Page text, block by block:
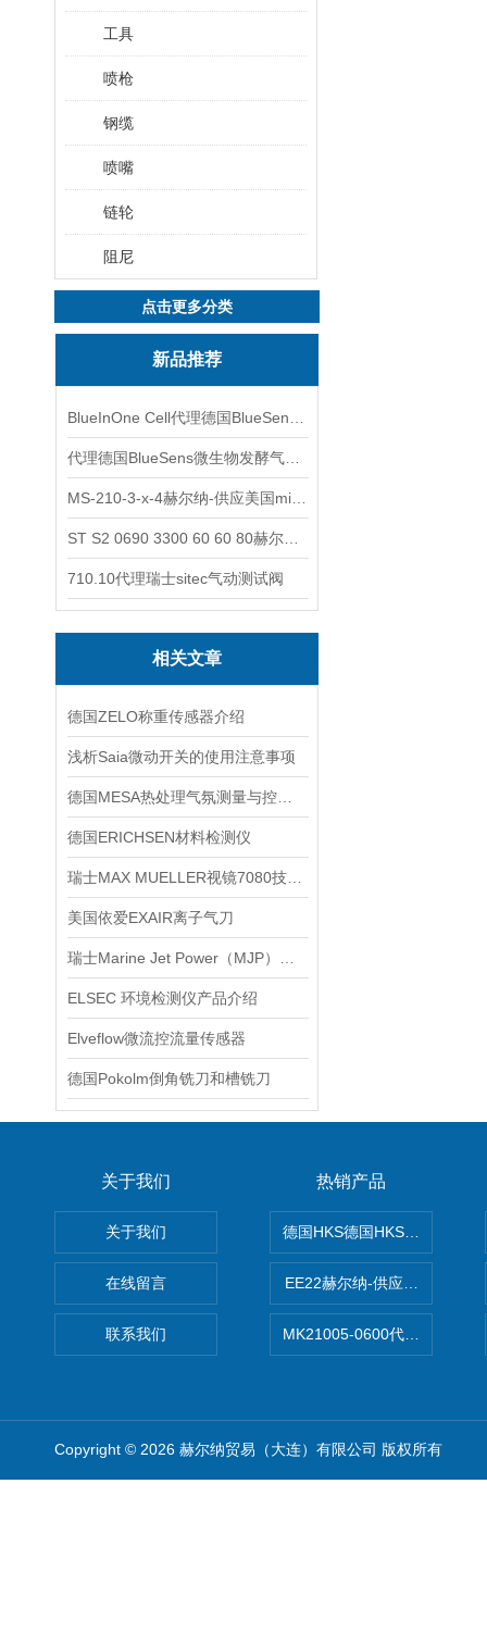
工具
喷枪
钢缆
喷嘴
链轮
阻尼
点击更多分类
新品推荐
710.10代理瑞士sitec气动测试阀
相关文章
德国ZELO称重传感器介绍
浅析Saia微动开关的使用注意事项
德国ERICHSEN材料检测仪
美国依爱EXAIR离子气刀
ELSEC 环境检测仪产品介绍
Elveflow微流控流量传感器
德国Pokolm倒角铣刀和槽铣刀
关于我们
关于我们
在线留言
联系我们
热销产品
德国HKS德国HKS液压旋转摆
EE22赫尔纳-供应
MK21005-0600代理德国MK
Copyright © 2026 赫尔纳贸易（大连）有限公司 版权所有